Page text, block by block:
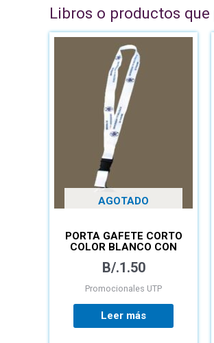
Libros o productos
AGOTADO
PORTA GAFETE CORTO
COLOR BLANCO CON
B/.1.50
Promocionales UTP
Leer más